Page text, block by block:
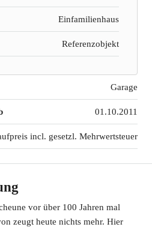
Einfamilienhaus
Referenzobjekt
Garage
01.10.2011
incl. gesetzl. Mehrwertsteuer
vor über 100 Jahren mal
zeugt heute nichts mehr. Hier